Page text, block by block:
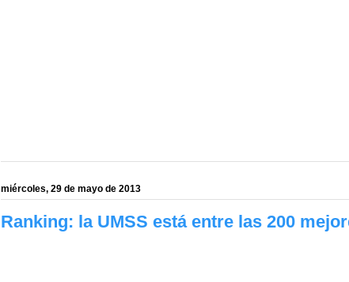
miércoles, 29 de mayo de 2013
Ranking: la UMSS está entre las 200